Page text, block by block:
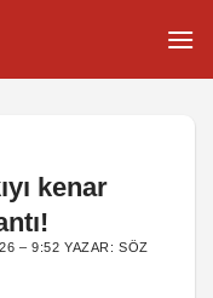
kenar
– 9:52 YAZAR:SÖZ